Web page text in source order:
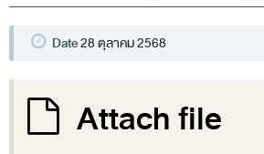
ผู้ตรวจเงินแผ่นดิน (สตภ.1-15)
ที่ปรึกษาการตรวจเงินแผ่นดิน
รองผู้ตรวจเงินแผ่นดิน (สตภ.1-15)
Date28 ตุลาคม 2568
Attach file